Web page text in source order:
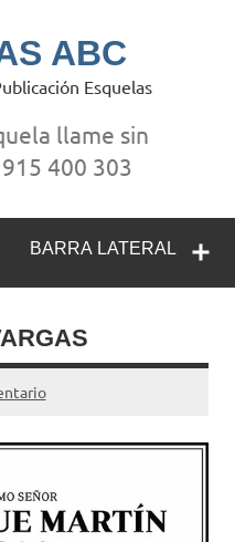
ABC
Esquelas
llame sin
400 303
BARRA LATERAL